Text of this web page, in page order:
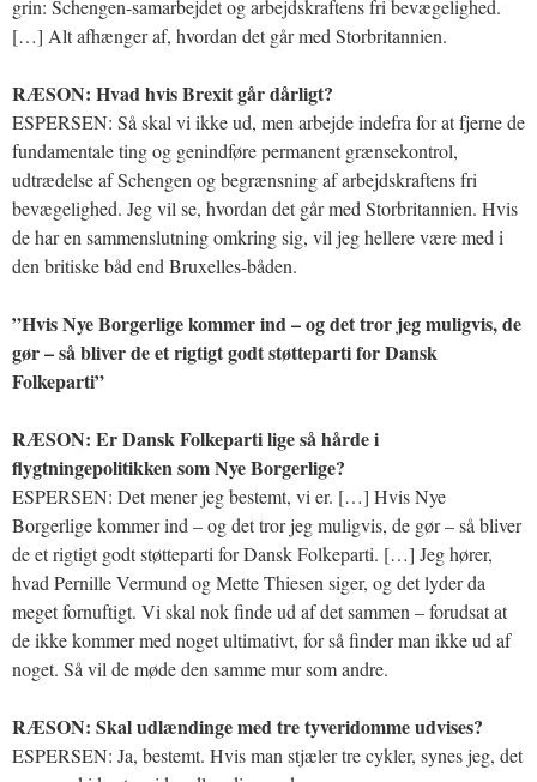
grin: Schengen-samarbejdet og arbejdskraftens fri bevægelighed.
[…] Alt afhænger af, hvordan det går med Storbritannien.
RÆSON: Hvad hvis Brexit går dårligt?
ESPERSEN: Så skal vi ikke ud, men arbejde indefra for at fjerne de
fundamentale ting og genindføre permanent grænsekontrol,
udtrædelse af Schengen og begrænsning af arbejdskraftens fri
bevægelighed. Jeg vil se, hvordan det går med Storbritannien. Hvis
de har en sammenslutning omkring sig, vil jeg hellere være med i
den britiske båd end Bruxelles-båden.
”Hvis Nye Borgerlige kommer ind – og det tror jeg muligvis, de
gør – så bliver de et rigtigt godt støtteparti for Dansk
Folkeparti”
RÆSON: Er Dansk Folkeparti lige så hårde i
flygtningepolitikken som Nye Borgerlige?
ESPERSEN: Det mener jeg bestemt, vi er. […] Hvis Nye
Borgerlige kommer ind – og det tror jeg muligvis, de gør – så bliver
de et rigtigt godt støtteparti for Dansk Folkeparti. […] Jeg hører,
hvad Pernille Vermund og Mette Thiesen siger, og det lyder da
meget fornuftigt. Vi skal nok finde ud af det sammen – forudsat at
de ikke kommer med noget ultimativt, for så finder man ikke ud af
noget. Så vil de møde den samme mur som andre.
RÆSON: Skal udlændinge med tre tyveridomme udvises?
ESPERSEN: Ja, bestemt. Hvis man stjæler tre cykler, synes jeg, det